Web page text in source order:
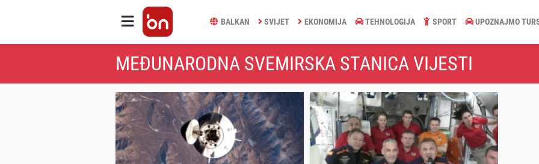
BALKAN SVIJET EKONOMIJA TEHNOLOGIJA SPORT UPOZNAJMO
MEĐUNARODNA SVEMIRSKA STANICA VIJESTI